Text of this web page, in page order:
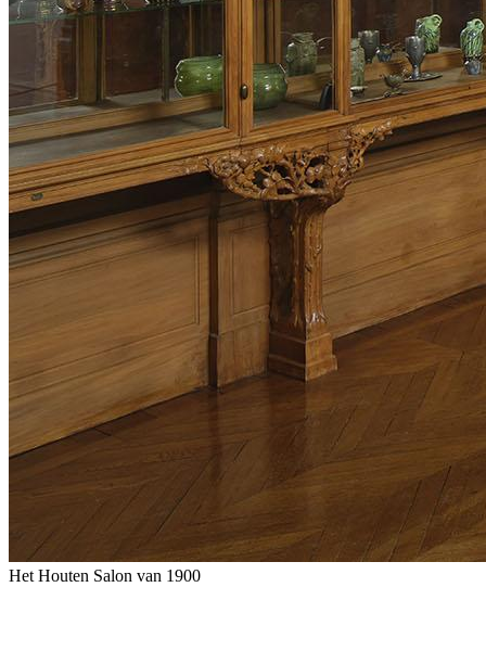
Het Houten Salon van 1900